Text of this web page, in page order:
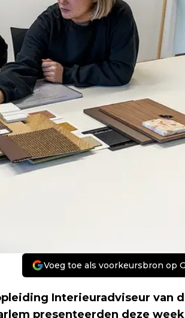
Voeg toe als voorkeursbron op
Interieuradviseur van
presenteerden deze